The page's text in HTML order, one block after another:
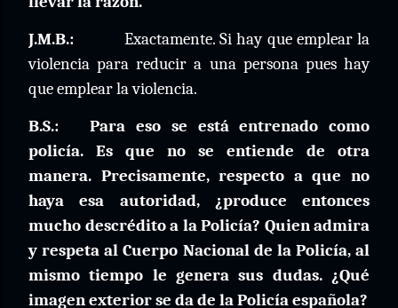
J.M.B.:
Exactamente. Si hay que emplear la
violencia para reducir a una persona pues hay
que emplear la violencia.
B.S.:
Para eso se está entrenado como
policía. Es que no se entiende de otra
manera. Precisamente, respecto a que no
haya esa autoridad, ¿produce entonces
mucho descrédito a la Policía? Quien admira
y respeta al Cuerpo Nacional de la Policía, al
mismo tiempo le genera sus dudas. ¿Qué
imagen exterior se da de la Policía española?